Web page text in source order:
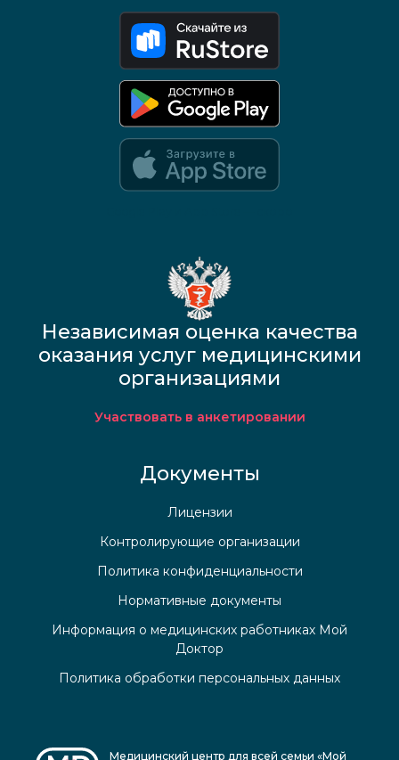
Независимая оценка качества
оказания услуг медицинскими
организациями
Участвовать в анкетировании
Документы
Лицензии
Контролирующие организации
Политика конфиденциальности
Нормативные документы
Информация о медицинских работниках Мой
Доктор
Политика обработки персональных данных
Медицинский центр для всей семьи «Мой